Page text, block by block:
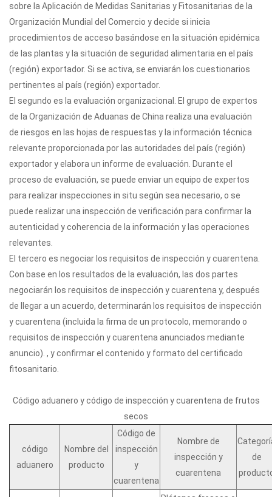
sobre la Aplicación de Medidas Sanitarias y Fitosanitarias de la
Organización Mundial del Comercio y decide si inicia
procedimientos de acceso basándose en la situación epidémica
de las plantas y la situación de seguridad alimentaria en el país
(región) exportador. Si se activa, se enviarán los cuestionarios
pertinentes al país (región) exportador.
El segundo es la evaluación organizacional. El grupo de expertos
de la Organización de Aduanas de China realiza una evaluación
de riesgos en las hojas de respuestas y la información técnica
relevante proporcionada por las autoridades del país (región)
exportador y elabora un informe de evaluación. Durante el
proceso de evaluación, se puede enviar un equipo de expertos
para realizar inspecciones in situ según sea necesario, o se
puede realizar una inspección de verificación para confirmar la
autenticidad y coherencia de la información y las operaciones
relevantes.
El tercero es negociar los requisitos de inspección y cuarentena.
Con base en los resultados de la evaluación, las dos partes
negociarán los requisitos de inspección y cuarentena y, después
de llegar a un acuerdo, determinarán los requisitos de inspección
y cuarentena (incluida la firma de un protocolo, memorando o
requisitos de inspección y cuarentena anunciados mediante
anuncio). , y confirmar el contenido y formato del certificado
fitosanitario.
Código aduanero y código de inspección y cuarentena de frutos
secos
código
aduanero
Nombre del
producto
Código de
inspección
y
cuarentena
Nombre de
inspección y
cuarentena
de